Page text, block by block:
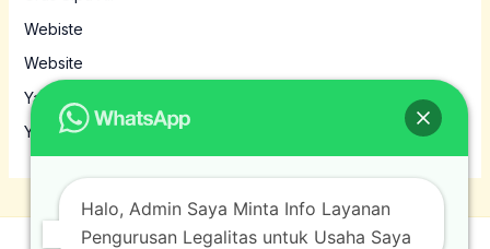
Webiste
Website
Yayasan
Yayasan MBG
Halo, Admin Saya Minta Info Layanan
Pengurusan Legalitas untuk Usaha Saya